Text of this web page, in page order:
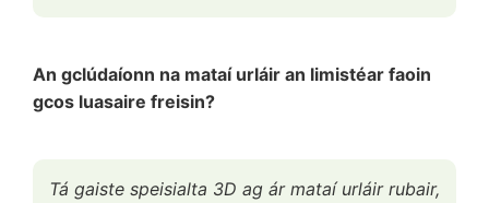
An gclúdaíonn na mataí urláir an limistéar faoin
gcos luasaire freisin?
Tá gaiste speisialta 3D ag ár mataí urláir rubair,